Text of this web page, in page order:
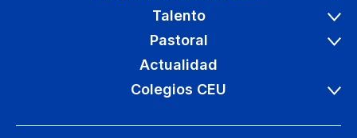
Talento
Pastoral
Actualidad
Colegios CEU